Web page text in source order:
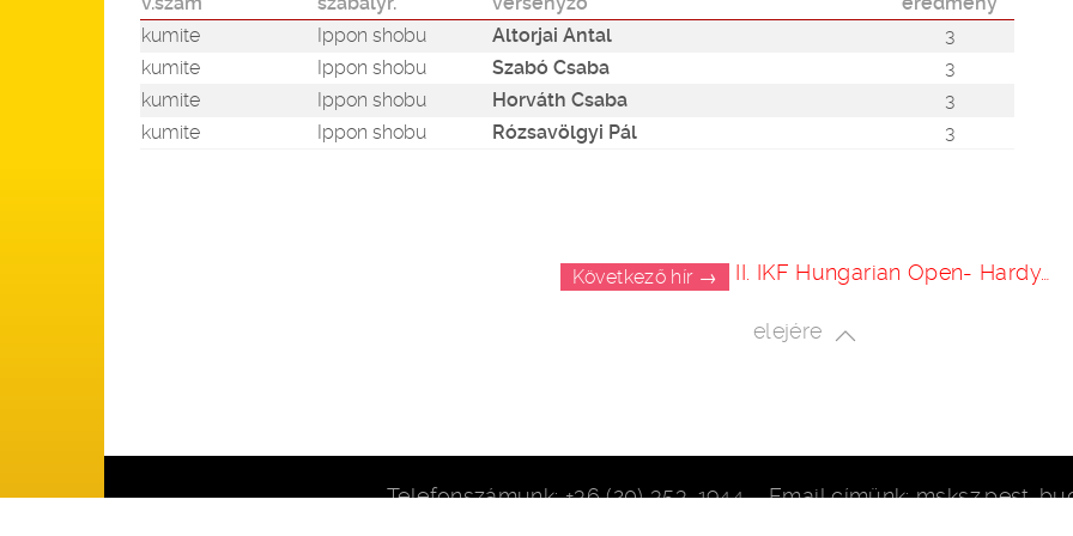
kumite
Ippon shobu Altorjai Antal
3
kumite
Ippon shobu Szabó Csaba
3
kumite
Ippon shobu Horváth Csaba
3
kumite
Ippon shobu Rózsavölgyi Pál 3
Következő hír → II. IKF Hungarian Open- Hardy…
elejére
– Telefonszámunk: +36 (20) 353-1944 – Email címünk: